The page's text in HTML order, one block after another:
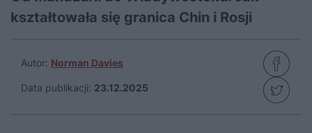
kształtowała się granica Chin i Rosji
Autor: Norman Davies
Data publikacji: 23.12.2025